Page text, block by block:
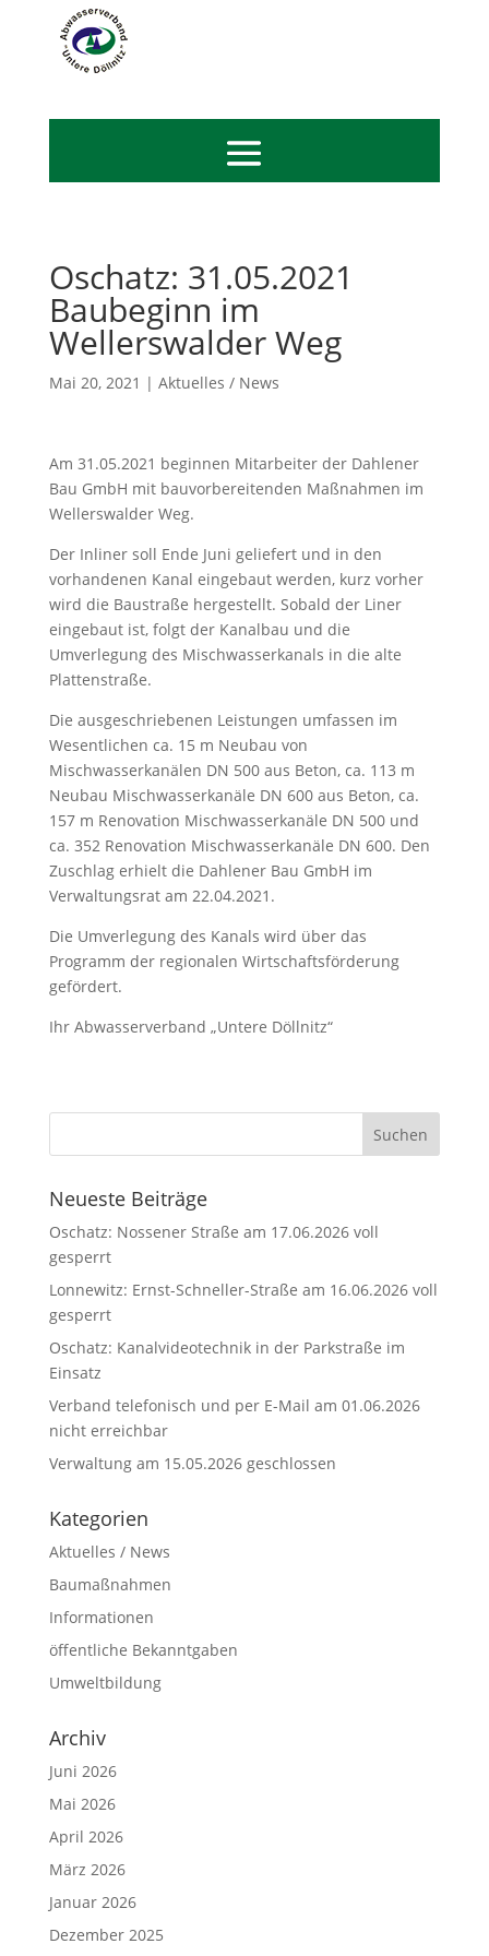
Oschatz: 31.05.2021
Baubeginn im
Wellerswalder Weg
Mai 20, 2021 | Aktuelles / News
Am 31.05.2021 beginnen Mitarbeiter der Dahlener
Bau GmbH mit bauvorbereitenden Maßnahmen im
Wellerswalder Weg.
Der Inliner soll Ende Juni geliefert und in den
vorhandenen Kanal eingebaut werden, kurz vorher
wird die Baustraße hergestellt. Sobald der Liner
eingebaut ist, folgt der Kanalbau und die
Umverlegung des Mischwasserkanals in die alte
Plattenstraße.
Die ausgeschriebenen Leistungen umfassen im
Wesentlichen ca. 15 m Neubau von
Mischwasserkanälen DN 500 aus Beton, ca. 113 m
Neubau Mischwasserkanäle DN 600 aus Beton, ca.
157 m Renovation Mischwasserkanäle DN 500 und
ca. 352 Renovation Mischwasserkanäle DN 600. Den
Zuschlag erhielt die Dahlener Bau GmbH im
Verwaltungsrat am 22.04.2021.
Die Umverlegung des Kanals wird über das
Programm der regionalen Wirtschaftsförderung
gefördert.
Ihr Abwasserverband „Untere Döllnitz“
Neueste Beiträge
Oschatz: Nossener Straße am 17.06.2026 voll
gesperrt
Lonnewitz: Ernst-Schneller-Straße am 16.06.2026 voll
gesperrt
Oschatz: Kanalvideotechnik in der Parkstraße im
Einsatz
Verband telefonisch und per E-Mail am 01.06.2026
nicht erreichbar
Verwaltung am 15.05.2026 geschlossen
Kategorien
Aktuelles / News
Baumaßnahmen
Informationen
öffentliche Bekanntgaben
Umweltbildung
Archiv
Juni 2026
Mai 2026
April 2026
März 2026
Januar 2026
Dezember 2025